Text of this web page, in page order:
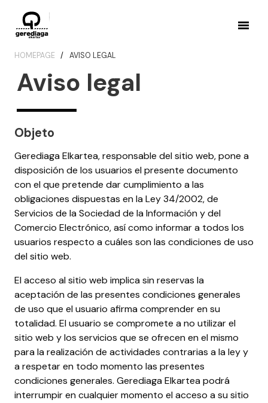
HOMEPAGE AVISO LEGAL
Aviso legal
Objeto
Gerediaga Elkartea, responsable del sitio web, pone a
disposición de los usuarios el presente documento
con el que pretende dar cumplimiento a las
obligaciones dispuestas en la Ley 34/2002, de
Servicios de la Sociedad de la Información y del
Comercio Electrónico, así como informar a todos los
usuarios respecto a cuáles son las condiciones de uso
del sitio web.
El acceso al sitio web implica sin reservas la
aceptación de las presentes condiciones generales
de uso que el usuario afirma comprender en su
totalidad. El usuario se compromete a no utilizar el
sitio web y los servicios que se ofrecen en el mismo
para la realización de actividades contrarias a la ley y
a respetar en todo momento las presentes
condiciones generales. Gerediaga Elkartea podrá
interrumpir en cualquier momento el acceso a su sitio